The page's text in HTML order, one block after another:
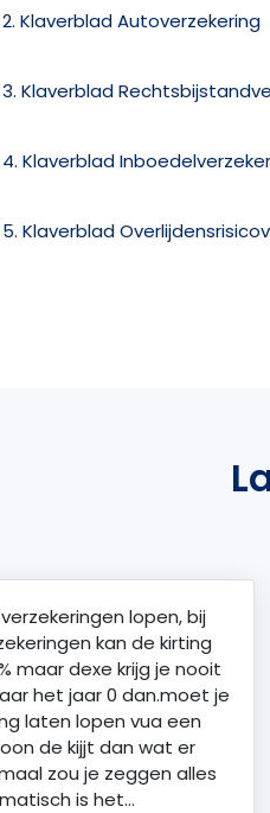
2. Klaverblad Autoverzekering
3. Klaverblad
4. Klaverblad
5. Klaverblad
lopen, bij
kan de kirting
maar dexe krijg je nooit
het jaar 0 dan.moet je
laten lopen vua een
de kijjt dan wat er
zou je zeggen alles
is het…